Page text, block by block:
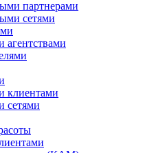
партнерами
сетями
агентствами
клиентами
сетями